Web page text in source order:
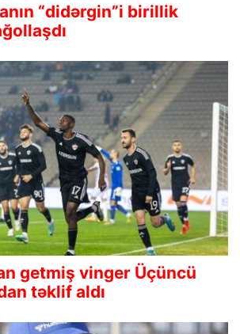
“didərgin”i birillik
getmiş vinger Üçüncü
təklif aldı